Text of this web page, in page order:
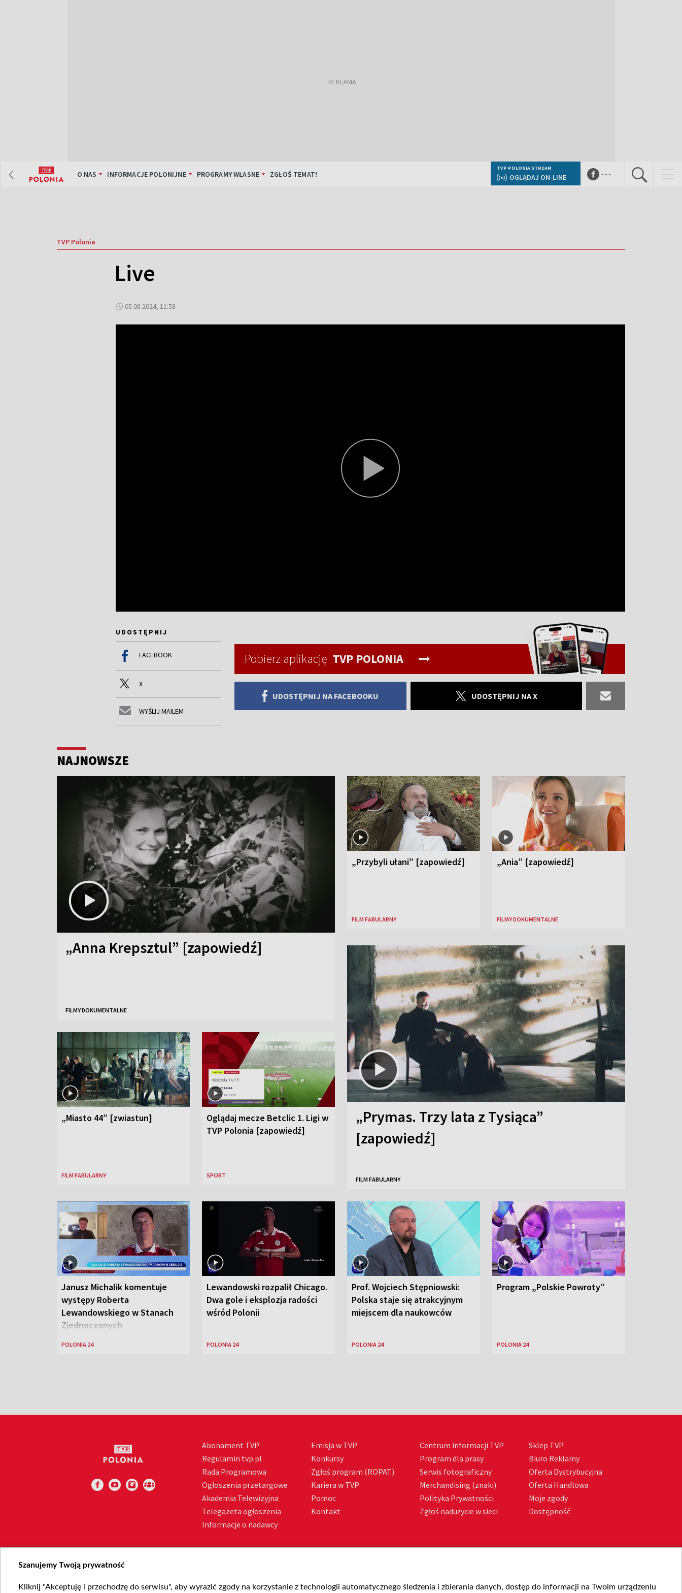
O NAS INFORMACJE POLONIJNE PROGRAMY WŁASNE ZGŁOŚ TEMAT!
TVP POLONIA STREAM
OGLĄDAJ ON-LINE ...
TVP Polonia
Live
05.08.2024, 11:58
UDOSTĘPNIJ
FACEBOOK
X
WYŚLIJ MAILEM
Pobierz aplikację TVP POLONIA
UDOSTĘPNIJ NA FACEBOOKU UDOSTĘPNIJ NA X
NAJNOWSZE
„Anna Krepsztul” [zapowiedź]
FILMY DOKUMENTALNE
„Przybyli ułani” [zapowiedź]
FILM FABULARNY
„Ania” [zapowiedź]
FILMY DOKUMENTALNE
„Miasto 44” [zwiastun]
FILM FABULARNY
Oglądaj mecze Betclic 1. Ligi w
TVP Polonia [zapowiedź]
SPORT
„Prymas. Trzy lata z Tysiąca”
[zapowiedź]
FILM FABULARNY
Janusz Michalik komentuje
występy Roberta
Lewandowskiego w Stanach
Zjednoczonych
POLONIA 24
Lewandowski rozpalił Chicago.
Dwa gole i eksplozja radości
wśród Polonii
POLONIA 24
Prof. Wojciech Stępniowski:
Polska staje się atrakcyjnym
miejscem dla naukowców
POLONIA 24
Program „Polskie Powroty”
POLONIA 24
Abonament TVP
Regulamin tvp.pl
Rada Programowa
Ogłoszenia przetargowe
Akademia Telewizyjna
Telegazeta ogłoszenia
Informacje o nadawcy
Emisja w TVP
Konkursy
Zgłoś program (ROPAT)
Kariera w TVP
Pomoc
Kontakt
Centrum informacji TVP
Program dla prasy
Serwis fotograficzny
Merchandising (znaki)
Polityka Prywatności
Zgłoś nadużycie w sieci
Sklep TVP
Biuro Reklamy
Oferta Dystrybucyjna
Oferta Handlowa
Moje zgody
Dostępność
Szanujemy Twoją prywatność
Kliknij "Akceptuję i przechodzę do serwisu", aby wyrazić zgody na korzystanie z technologii automatycznego śledzenia i zbierania danych, dostęp do informacji na Twoim urządzeniu